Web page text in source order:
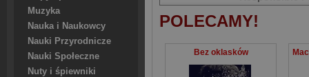
Muzyka
Nauka i Naukowcy
Nauki Przyrodnicze
Nauki Społeczne
Nuty i śpiewniki
POLECAMY!
Bez oklasków